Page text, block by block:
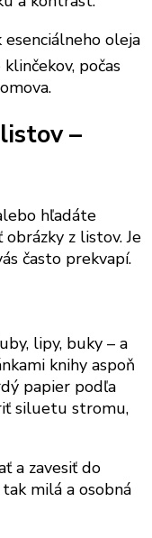
oleja
počas
–
hľadáte
z listov. Je
často prekvapí.
lipy, buky – a
knihy aspoň
papier podľa
siluetu stromu,
a zavesiť do
milá a osobná